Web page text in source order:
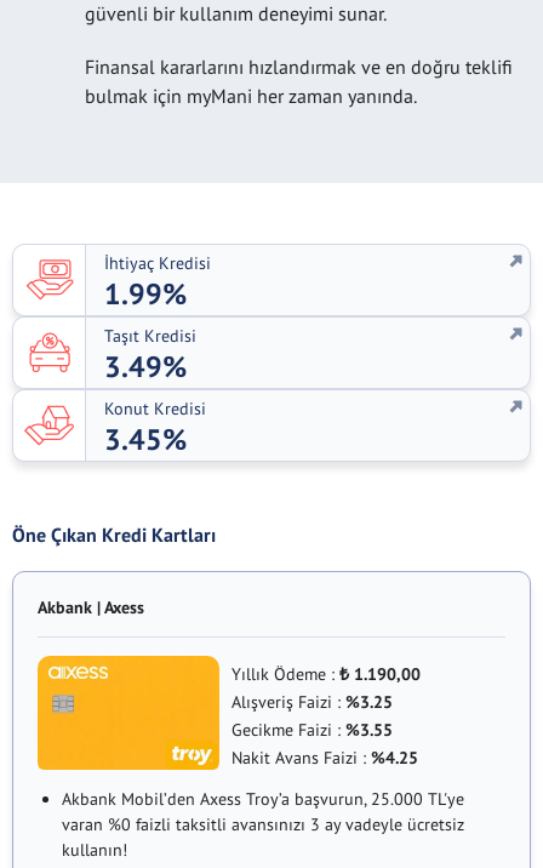
güvenli bir kullanım deneyimi sunar.
Finansal kararlarını hızlandırmak ve en doğru teklifi
bulmak için myMani her zaman yanında.
İhtiyaç Kredisi
1.99%
Taşıt Kredisi
3.49%
Konut Kredisi
3.45%
Öne Çıkan Kredi Kartları
Akbank | Axess
Yıllık Ödeme : ₺ 1.190,00
Alışveriş Faizi : %3.25
Gecikme Faizi : %3.55
Nakit Avans Faizi : %4.25
Akbank Mobil’den Axess Troy’a başvurun, 25.000 TL'ye
varan %0 faizli taksitli avansınızı 3 ay vadeyle ücretsiz
kullanın!